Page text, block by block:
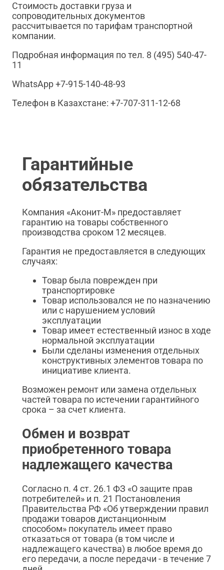
Стоимость доставки груза и
сопроводительных документов
рассчитывается по тарифам транспортной
компании.
Подробная информация по тел. 8 (495) 540-47-
11
WhatsApp +7-915-140-48-93
Телефон в Казахстане: +7-707-311-12-68
Гарантийные
обязательства
Компания «Аконит-М» предоставляет
гарантию на товары собственного
производства сроком 12 месяцев.
Гарантия не предоставляется в следующих
случаях:
Товар была поврежден при
транспортировке
Товар использовался не по назначению
или с нарушением условий
эксплуатации
Товар имеет естественный износ в ходе
нормальной эксплуатации
Были сделаны изменения отдельных
конструктивных элементов товара по
инициативе клиента.
Возможен ремонт или замена отдельных
частей товара по истечении гарантийного
срока – за счет клиента.
Обмен и возврат
приобретенного товара
надлежащего качества
Согласно п. 4 ст. 26.1 ФЗ «О защите прав
потребителей» и п. 21 Постановления
Правительства РФ «Об утверждении правил
продажи товаров дистанционным
способом» покупатель имеет право
отказаться от товара (в том числе и
надлежащего качества) в любое время до
его передачи, а после передачи - в течение 7